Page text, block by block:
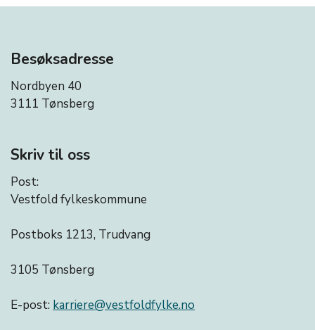
Besøksadresse
Nordbyen 40
3111 Tønsberg
Skriv til oss
Post:
Vestfold fylkeskommune
Postboks 1213, Trudvang
3105 Tønsberg
E-post: karriere@vestfoldfylke.no